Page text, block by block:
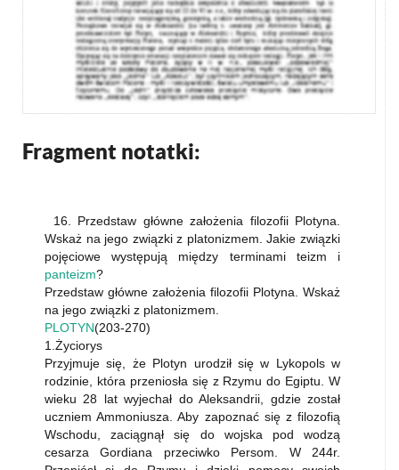
Fragment notatki:
16. Przedstaw główne założenia filozofii Plotyna.
Wskaż na jego związki z platonizmem. Jakie związki
pojęciowe występują między terminami teizm i
panteizm?
Przedstaw główne założenia filozofii Plotyna. Wskaż
na jego związki z platonizmem.
PLOTYN(203-270)
1.Życiorys
Przyjmuje się, że Plotyn urodził się w Lykopols w
rodzinie, która przeniosła się z Rzymu do Egiptu. W
wieku 28 lat wyjechał do Aleksandrii, gdzie został
uczniem Ammoniusza. Aby zapoznać się z filozofią
Wschodu, zaciągnął się do wojska pod wodzą
cesarza Gordiana przeciwko Persom. W 244r.